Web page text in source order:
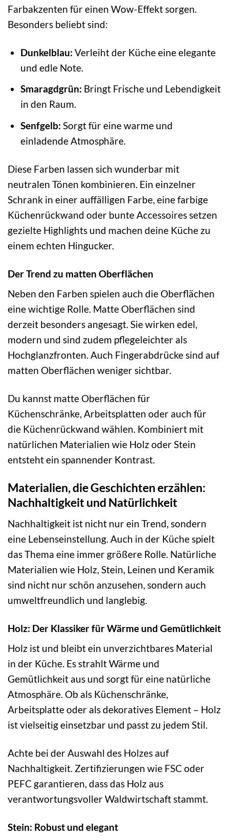
Farbakzenten für einen Wow-Effekt sorgen.
Besonders beliebt sind:
Dunkelblau: Verleiht der Küche eine elegante
und edle Note.
Smaragdgrün: Bringt Frische und Lebendigkeit
in den Raum.
Senfgelb: Sorgt für eine warme und
einladende Atmosphäre.
Diese Farben lassen sich wunderbar mit
neutralen Tönen kombinieren. Ein einzelner
Schrank in einer auffälligen Farbe, eine farbige
Küchenrückwand oder bunte Accessoires setzen
gezielte Highlights und machen deine Küche zu
einem echten Hingucker.
Der Trend zu matten Oberflächen
Neben den Farben spielen auch die Oberflächen
eine wichtige Rolle. Matte Oberflächen sind
derzeit besonders angesagt. Sie wirken edel,
modern und sind zudem pflegeleichter als
Hochglanzfronten. Auch Fingerabdrücke sind auf
matten Oberflächen weniger sichtbar.
Du kannst matte Oberflächen für
Küchenschränke, Arbeitsplatten oder auch für
die Küchenrückwand wählen. Kombiniert mit
natürlichen Materialien wie Holz oder Stein
entsteht ein spannender Kontrast.
Materialien, die Geschichten erzählen:
Nachhaltigkeit und Natürlichkeit
Nachhaltigkeit ist nicht nur ein Trend, sondern
eine Lebenseinstellung. Auch in der Küche spielt
das Thema eine immer größere Rolle. Natürliche
Materialien wie Holz, Stein, Leinen und Keramik
sind nicht nur schön anzusehen, sondern auch
umweltfreundlich und langlebig.
Holz: Der Klassiker für Wärme und Gemütlichkeit
Holz ist und bleibt ein unverzichtbares Material
in der Küche. Es strahlt Wärme und
Gemütlichkeit aus und sorgt für eine natürliche
Atmosphäre. Ob als Küchenschränke,
Arbeitsplatte oder als dekoratives Element – Holz
ist vielseitig einsetzbar und passt zu jedem Stil.
Achte bei der Auswahl des Holzes auf
Nachhaltigkeit. Zertifizierungen wie FSC oder
PEFC garantieren, dass das Holz aus
verantwortungsvoller Waldwirtschaft stammt.
Stein: Robust und elegant